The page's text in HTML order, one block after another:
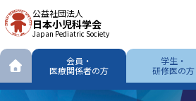
公益社団法人
日本小児科学会
Japan Pediatric Society
会員・
医療関係者の方
学生・
研修医の方